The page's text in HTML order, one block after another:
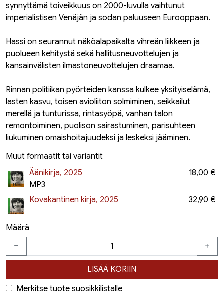
synnyttämä toiveikkuus on 2000-luvulla vaihtunut
imperialistisen Venäjän ja sodan paluuseen Eurooppaan.
Hassi on seurannut näköalapaikalta vihreän liikkeen ja
puolueen kehitystä sekä hallitusneuvottelujen ja
kansainvälisten ilmastoneuvottelujen draamaa.
Rinnan politiikan pyörteiden kanssa kulkee yksityiselämä,
lasten kasvu, toisen avioliiton solmiminen, seikkailut
merellä ja tunturissa, rintasyöpä, vanhan talon
remontoiminen, puolison sairastuminen, parisuhteen
liukuminen omaishoitajuudeksi ja leskeksi jääminen.
Muut formaatit tai variantit
Äänikirja, 2025
MP3
18,00 €
Kovakantinen kirja, 2025 32,90 €
Määrä
LISÄÄ KORIIN
Merkitse tuote suosikkilistalle